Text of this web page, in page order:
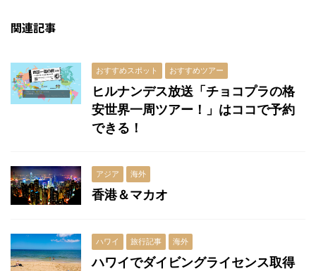
o
k
er
関連記事
おすすめスポット おすすめツアー
ヒルナンデス放送「チョコプラの格
安世界一周ツアー！」はココで予約
できる！
アジア 海外
香港＆マカオ
ハワイ 旅行記事 海外
ハワイでダイビングライセンス取得